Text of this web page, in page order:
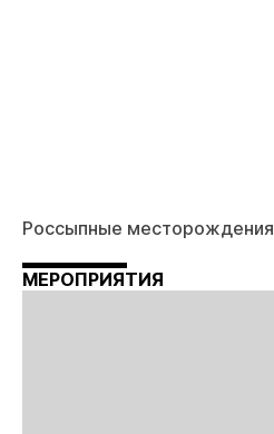
Россыпные месторождения
МЕРОПРИЯТИЯ